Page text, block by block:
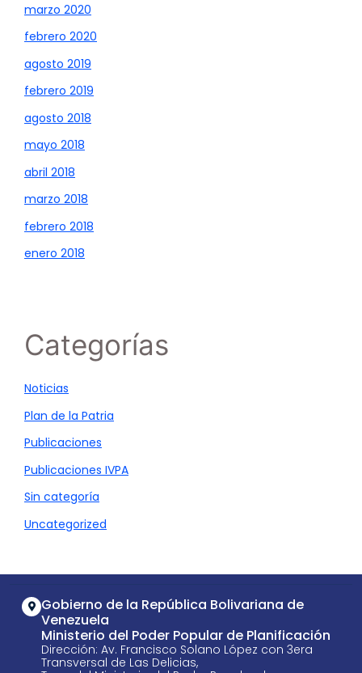
marzo 2020
febrero 2020
agosto 2019
febrero 2019
agosto 2018
mayo 2018
abril 2018
marzo 2018
febrero 2018
enero 2018
Categorías
Noticias
Plan de la Patria
Publicaciones
Publicaciones IVPA
Sin categoría
Uncategorized
Gobierno de la República Bolivariana de
Venezuela
Ministerio del Poder Popular de Planificación
Dirección: Av. Francisco Solano López con 3era
Transversal de Las Delicias,